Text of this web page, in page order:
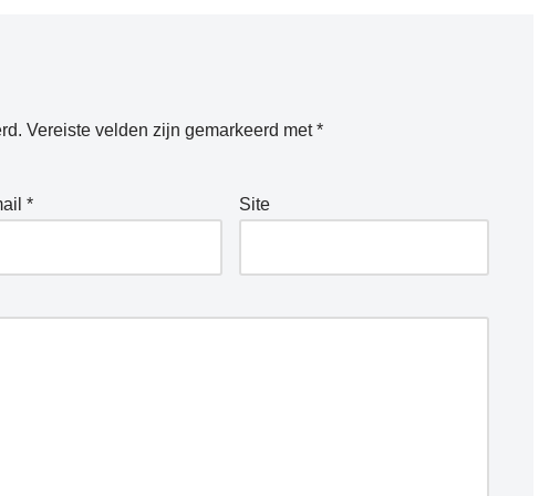
Vereiste velden zijn gemarkeerd met*
* Site